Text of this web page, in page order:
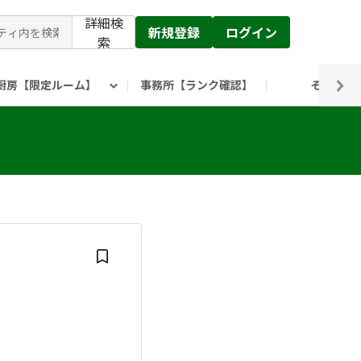
詳細検
索
新規登録 ログイン
房【限定ルーム】 事務所【ランク確認】 その他
クルスホールディングスHP